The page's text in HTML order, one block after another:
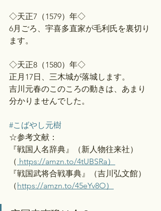
◇天正7（1579）年◇
6月ごろ、宇喜多直家が毛利氏を裏切り
ます。
◇天正8（1580）年◇
正月17日、三木城が落城します。
吉川元春のこのころの動きは、あまり
分かりませんでした。
#こばやし元樹
☆参考文献：
『戦国人名辞典』（新人物往来社）
（ https://amzn.to/4tUBSRa）
『戦国武将合戦事典』（吉川弘文館）
（https://amzn.to/45eYv8O）